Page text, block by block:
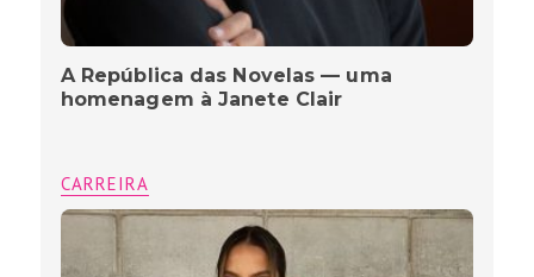
A República das Novelas — uma
homenagem à Janete Clair
CARREIRA